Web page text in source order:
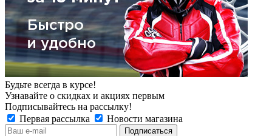
Будьте всегда в курсе!
Узнавайте о скидках и акциях первым
Подписывайтесь на рассылку!
Первая рассылка
Новости магазина